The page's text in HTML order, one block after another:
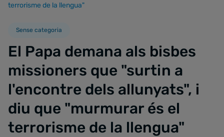
terrorisme de la llengua"
Sense categoria
El Papa demana als bisbes
missioners que "surtin a
l'encontre dels allunyats", i
diu que "murmurar és el
terrorisme de la llengua"